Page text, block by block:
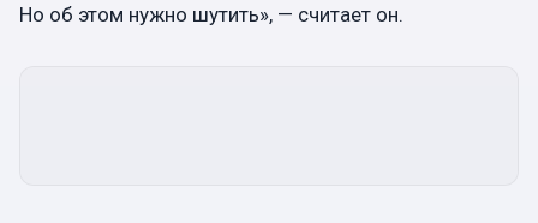
Но об этом нужно шутить», — считает он.